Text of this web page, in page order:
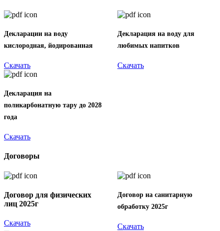
Декларации на воду
кислородная, йодированная
Скачать
Декларация на воду для
любимых напитков
Скачать
Декларация на
поликарбонатную тару до 2028
года
Скачать
Договоры
Договор для физических
лиц 2025г
Скачать
Договор на санитарную
обработку 2025г
Скачать